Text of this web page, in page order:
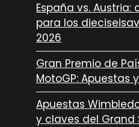
España vs.
para los
2026
Gran Premio de
MotoGP: Apuestas
Apuestas
y claves del Grand